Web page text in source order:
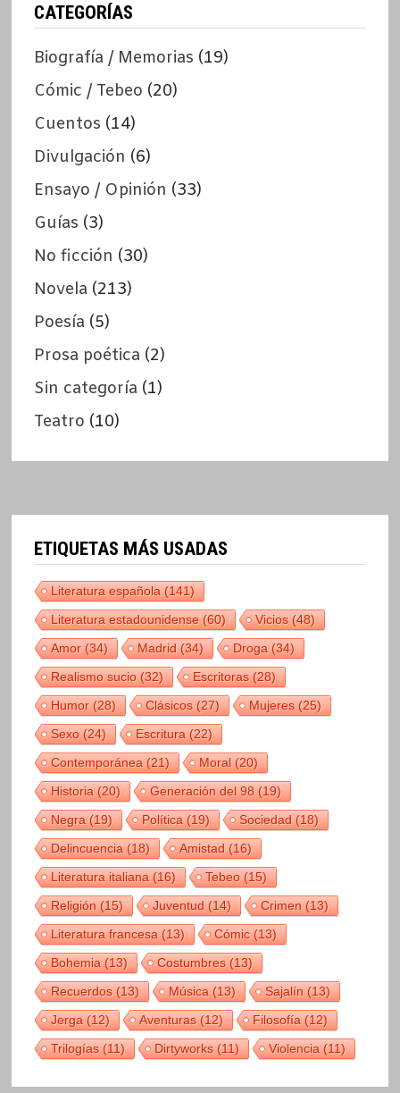
CATEGORÍAS
Biografía / Memorias (19)
Cómic / Tebeo (20)
Cuentos (14)
Divulgación (6)
Ensayo / Opinión (33)
Guías (3)
No ficción (30)
Novela (213)
Poesía (5)
Prosa poética (2)
Sin categoría (1)
Teatro (10)
ETIQUETAS MÁS USADAS
Literatura española(141)
Literatura estadounidense(60) Vicios(48)
Amor(34) Madrid(34) Droga(34)
Realismo sucio(32) Escritoras(28)
Humor(28) Clásicos(27) Mujeres(25)
Sexo(24) Escritura(22)
Contemporánea(21) Moral(20)
Historia(20) Generación del 98(19)
Negra(19) Política(19) Sociedad(18)
Delincuencia(18) Amistad(16)
Literatura italiana(16) Tebeo(15)
Religión(15) Juventud(14) Crimen(13)
Literatura francesa(13) Cómic(13)
Bohemia(13) Costumbres(13)
Recuerdos(13) Música(13) Sajalín(13)
Jerga(12) Aventuras(12) Filosofía(12)
Trilogías(11) Dirtyworks(11) Violencia(11)